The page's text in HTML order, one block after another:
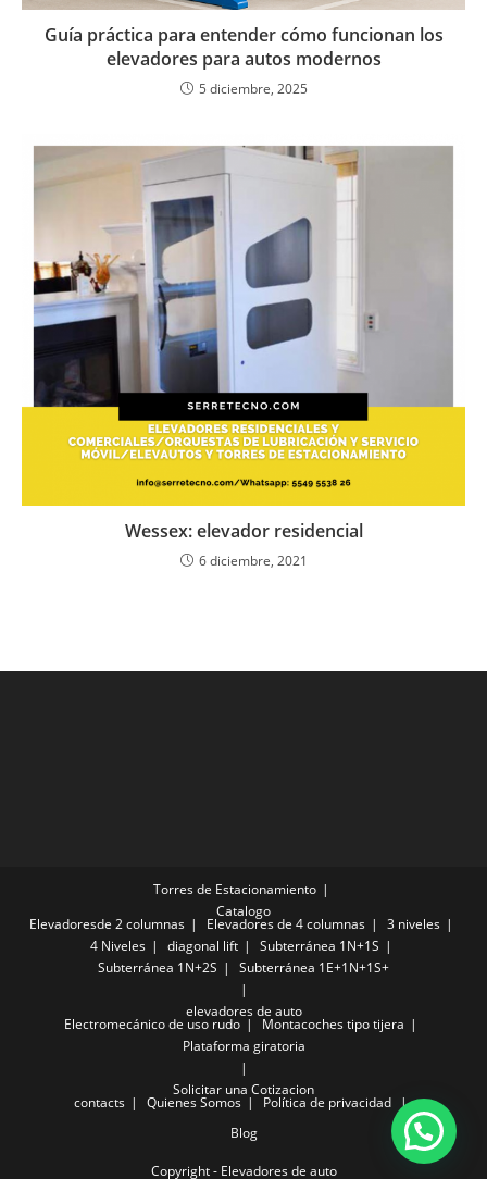
Guía práctica para entender cómo funcionan los
elevadores para autos modernos
5 diciembre, 2025
Wessex: elevador residencial
6 diciembre, 2021
Torres de Estacionamiento
Catalogo
Elevadoresde 2 columnas Elevadores de 4 columnas
3 niveles
4 Niveles
diagonal lift
Subterránea 1N+1S
Subterránea 1N+2S
Subterránea 1E+1N+1S+
elevadores de auto
Electromecánico de uso rudo
Montacoches tipo tijera
Plataforma giratoria
Solicitar una Cotizacion
contacts Quienes Somos
Política de privacidad
Blog
Copyright - Elevadores de auto